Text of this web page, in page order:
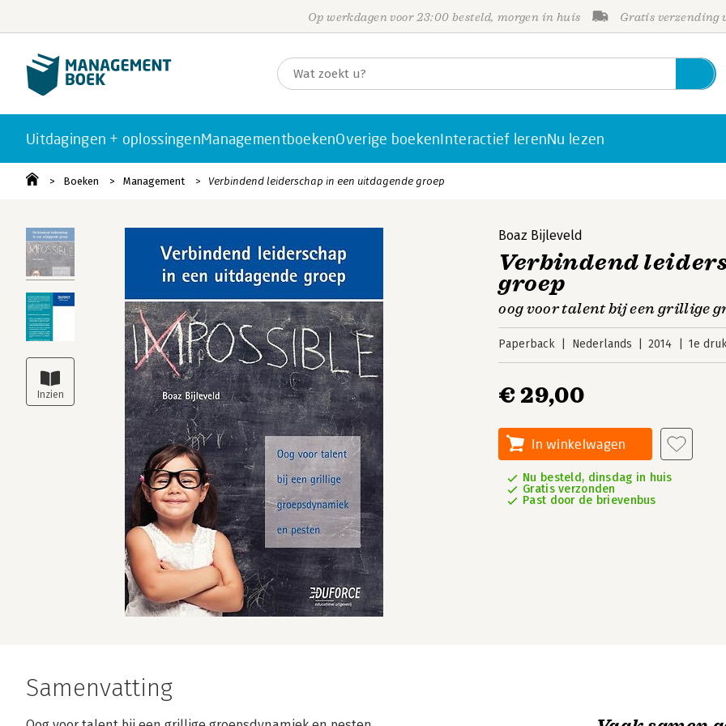
Op werkdagen voor 23:00 besteld, morgen in huis Gratis verzending
Uitdagingen + oplossingenManagementboekenOverige boekenInteractief lerenNu lezen
Boeken Management Verbindend leiderschap in een uitdagende groep
Boaz Bijleveld
Verbindend
groep
oog voor talent bij een grillige
Paperback Nederlands 2014 1e
€ 29,00
In winkelwagen
Nu besteld, dinsdag in huis
Gratis verzonden
Past door de brievenbus
Samenvatting